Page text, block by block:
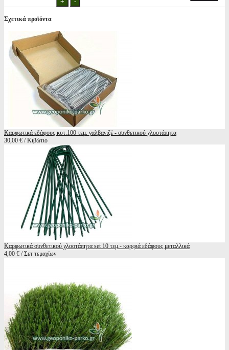
Σχετικά προϊόντα
Καρφωτικά εδάφους κυτ.100 τεμ. γαλβανιζέ - συνθετικού χλοοτάπητα
30,00 € / Κιβώτιο
Καρφωτικά συνθετικού χλοοτάπητα set 10 τεμ.- καρφιά εδάφους μεταλλικά
4,00 € / Σετ τεμαχίων